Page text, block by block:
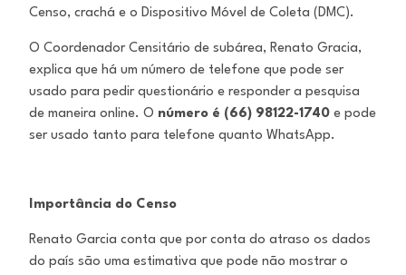
Censo, crachá e o Dispositivo Móvel de Coleta (DMC).
O Coordenador Censitário de subárea, Renato Gracia,
explica que há um número de telefone que pode ser
usado para pedir questionário e responder a pesquisa
de maneira online. O número é (66) 98122-1740 e pode
ser usado tanto para telefone quanto WhatsApp.
Importância do Censo
Renato Garcia conta que por conta do atraso os dados
do país são uma estimativa que pode não mostrar o